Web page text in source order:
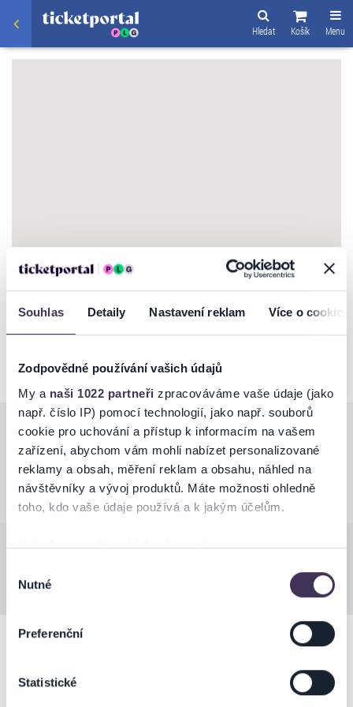
Souhlas Detaily Nastavení reklam Více o cookies
Zodpovědné používání vašich údajů
My a naši 1022 partneři zpracováváme vaše údaje (jako
např. číslo IP) pomocí technologií, jako např. souborů
cookie pro uchování a přístup k informacím na vašem
zařízení, abychom vám mohli nabízet personalizované
reklamy a obsah, měření reklam a obsahu, náhled na
návštěvníky a vývoj produktů. Máte možnosti ohledně
toho, kdo vaše údaje používá a k jakým účelům.
Pokud to povolíte, rádi bychom také:
které mohou být přesné na několik metrů
skenování pro konkrétní charakteristiky (otisk prstu)
Zjistěte více o tom, jak zpracováváme vaše osobní
Svůj souhlas můžete kdykoliv změnit nebo odvolat v
souhlasu
Nutné
Preferenční
Statistické
Menu
Košík
Hledat
Ověřit vyzvednutí
Celkový počet prodejních míst: